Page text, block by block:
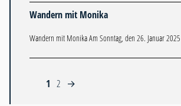
Wandern mit Monika
Wandern mit Monika Am Sonntag, den 26. Januar
1 2 →